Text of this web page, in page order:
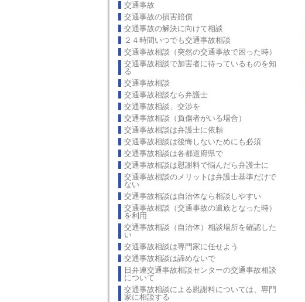
交通事故
交通事故の損害賠償
交通事故の解決に向けて相談
２４時間いつでも交通事故相談
交通事故相談（突然の交通事故で困った時）
交通事故相談で加害者に待っているものを知
る
交通事故相談
交通事故相談なら弁護士
交通事故相談、交渉を
交通事故相談（負傷者がいる場合）
交通事故相談は弁護士に依頼
交通事故相談は後悔しないためにも必須
交通事故相談は各都道府県で
交通事故相談は慰謝料で悩んだら弁護士に
交通事故相談のメリットは弁護士基準だけで
ない
交通事故相談は自治体なら相談しやすい
交通事故相談（交通事故の遺族となった時）
を利用
交通事故相談（自治体）相談場所を確認した
い
交通事故相談は専門家に任せよう
交通事故相談は諦めないで
日弁連交通事故相談センターの交通事故相談
について
交通事故相談による慰謝料については、専門
家に相談する